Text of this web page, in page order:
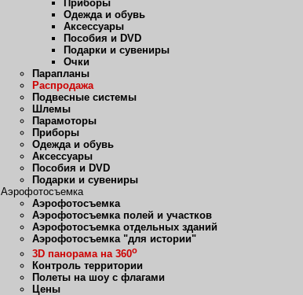
Приборы
Одежда и обувь
Аксессуары
Пособия и DVD
Подарки и сувениры
Очки
Парапланы
Распродажа
Подвесные системы
Шлемы
Парамоторы
Приборы
Одежда и обувь
Аксессуары
Пособия и DVD
Подарки и сувениры
Аэрофотосъемка
Аэрофотосъемка
Аэрофотосъемка полей и участков
Аэрофотосъемка отдельных зданий
Аэрофотосъемка "для истории"
3D панорама на 360о
Контроль территории
Полеты на шоу с флагами
Цены